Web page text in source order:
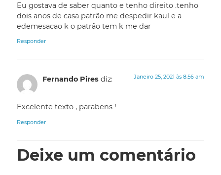
Eu gostava de saber quanto e tenho direito .tenho
dois anos de casa patrão me despedir kaul e a
edemesacao k o patrão tem k me dar
Responder
Fernando Pires diz: Janeiro 25, 2021 às 8:56 am
Excelente texto , parabens !
Responder
Deixe um comentário